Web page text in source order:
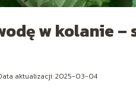
w kolanie
aktualizacji: 2025-03-04